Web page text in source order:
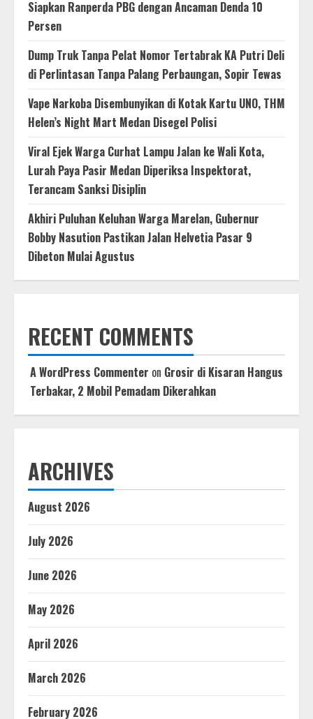
Siapkan Ranperda PBG dengan Ancaman Denda 10
Persen
Dump Truk Tanpa Pelat Nomor Tertabrak KA Putri Deli
di Perlintasan Tanpa Palang Perbaungan, Sopir Tewas
Vape Narkoba Disembunyikan di Kotak Kartu UNO, THM
Helen’s Night Mart Medan Disegel Polisi
Viral Ejek Warga Curhat Lampu Jalan ke Wali Kota,
Lurah Paya Pasir Medan Diperiksa Inspektorat,
Terancam Sanksi Disiplin
Akhiri Puluhan Keluhan Warga Marelan, Gubernur
Bobby Nasution Pastikan Jalan Helvetia Pasar 9
Dibeton Mulai Agustus
RECENT COMMENTS
A WordPress Commenter on Grosir di Kisaran Hangus
Terbakar, 2 Mobil Pemadam Dikerahkan
ARCHIVES
August 2026
July 2026
June 2026
May 2026
April 2026
March 2026
February 2026